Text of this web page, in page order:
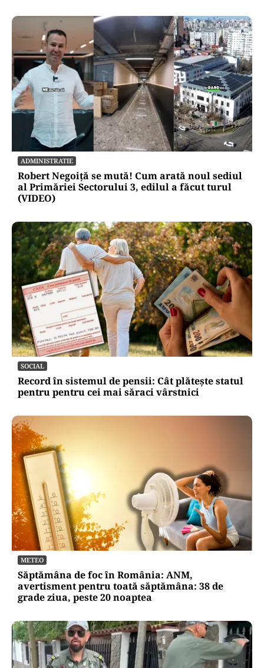
ADMINISTRATIE
Robert Negoiță se mută! Cum arată noul sediul
al Primăriei Sectorului 3, edilul a făcut turul
(VIDEO)
SOCIAL
Record în sistemul de pensii: Cât plătește statul
pentru pentru cei mai săraci vârstnici
METEO
Săptămâna de foc în România: ANM,
avertisment pentru toată săptămâna: 38 de
grade ziua, peste 20 noaptea